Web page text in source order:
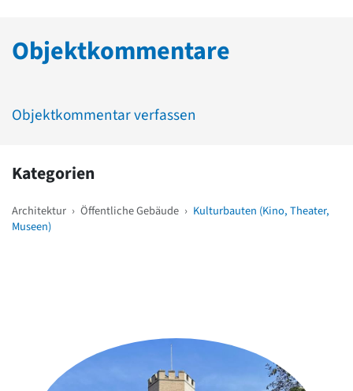
Objektkommentare
Objektkommentar verfassen
Kategorien
Architektur › Öffentliche Gebäude › Kulturbauten (Kino, Theater,
Museen)